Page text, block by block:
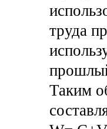
труда
Таким